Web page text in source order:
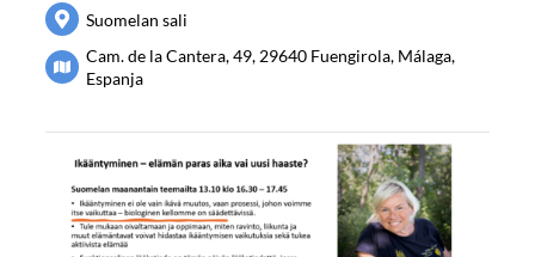
Suomelan sali
Cam. de la Cantera, 49, 29640 Fuengirola, Málaga,
Espanja